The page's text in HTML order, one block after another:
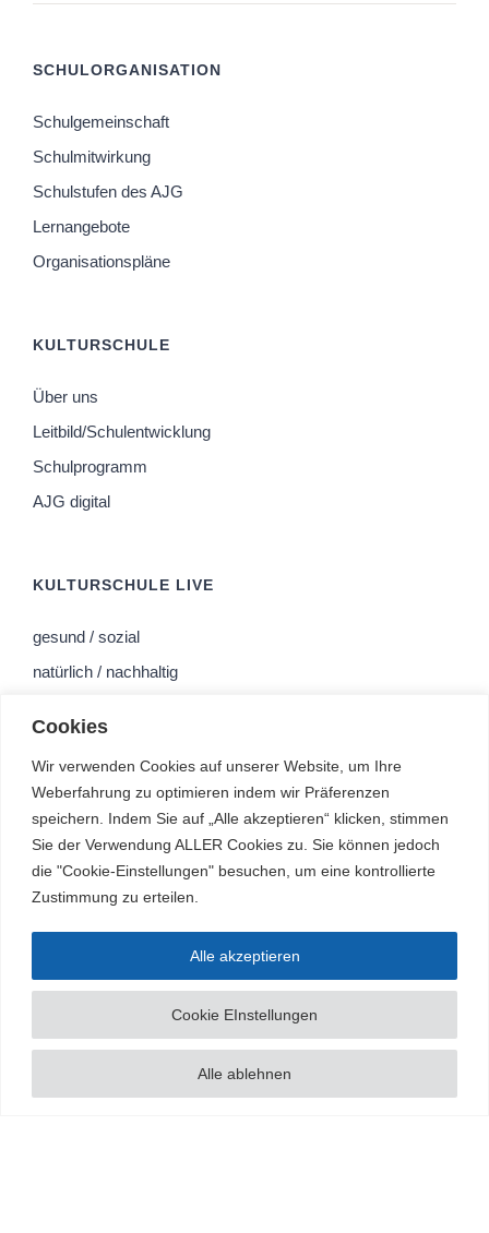
Cookies
Wir verwenden Cookies auf unserer Website, um Ihre
Weberfahrung zu optimieren indem wir Präferenzen
speichern. Indem Sie auf „Alle akzeptieren“ klicken, stimmen
Sie der Verwendung ALLER Cookies zu. Sie können jedoch
die "Cookie-Einstellungen" besuchen, um eine kontrollierte
Zustimmung zu erteilen.
Cookie EInstellungen
Alle ablehnen
Alle akzeptieren
SCHULORGANISATION
Schulgemeinschaft
Schulmitwirkung
Schulstufen des AJG
Lernangebote
Organisationspläne
KULTURSCHULE
Über uns
Leitbild/Schulentwicklung
Schulprogramm
AJG digital
KULTURSCHULE LIVE
gesund / sozial
natürlich / nachhaltig
kreativ
bühnenreif
erfolgreich
zukunftsorientiert